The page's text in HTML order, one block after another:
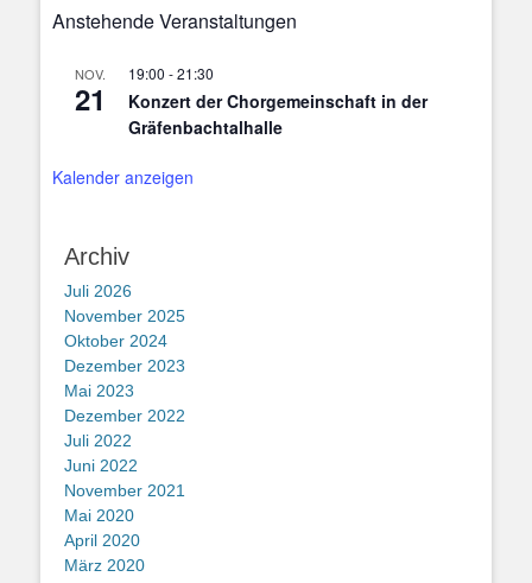
Anstehende Veranstaltungen
NOV.
21
19:00 -21:30
Konzert der Chorgemeinschaft in der
Gräfenbachtalhalle
Kalender anzeigen
Archiv
Juli 2026
November 2025
Oktober 2024
Dezember 2023
Mai 2023
Dezember 2022
Juli 2022
Juni 2022
November 2021
Mai 2020
April 2020
März 2020